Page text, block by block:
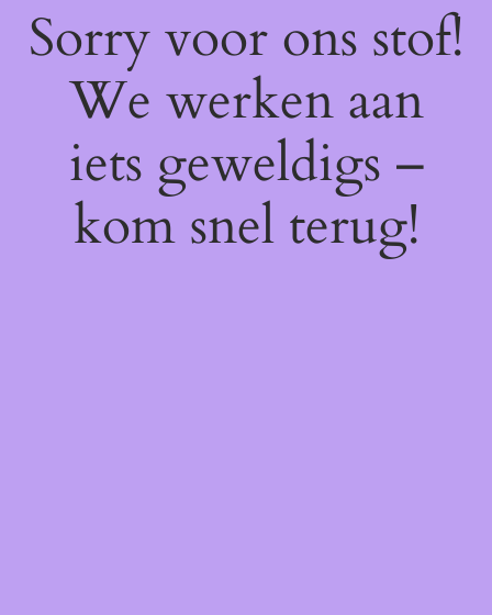
Sorry voor ons stof!
We werken aan
iets geweldigs –
kom snel terug!